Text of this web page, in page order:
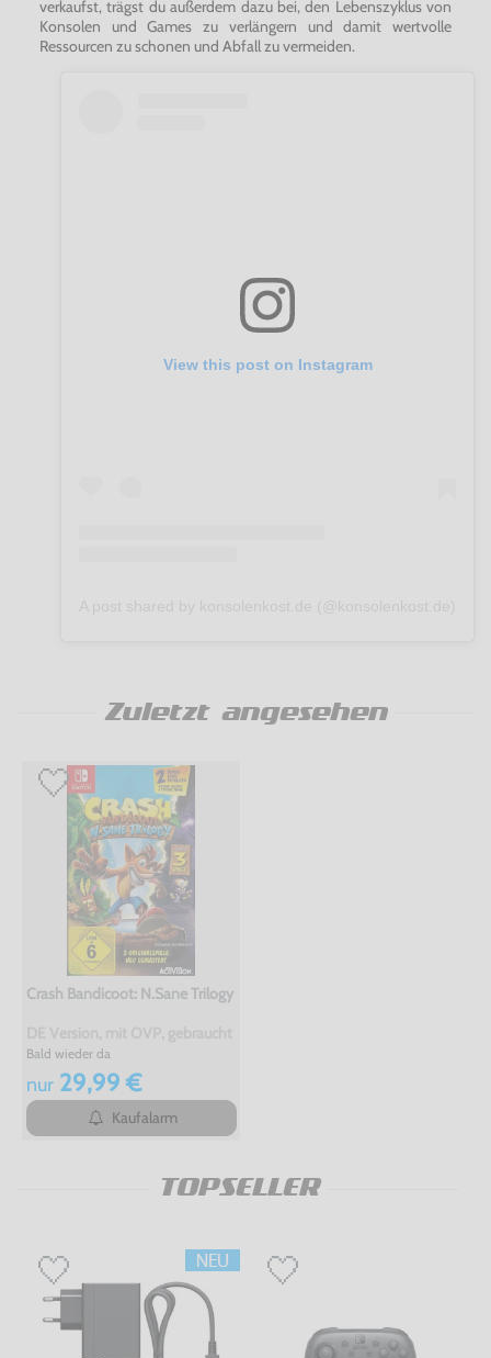
verkaufst, trägst du außerdem dazu bei, den Lebenszyklus von
Konsolen und Games zu verlängern und damit wertvolle
Ressourcen zu schonen und Abfall zu vermeiden.
View this post on Instagram
Zuletzt angesehen
Crash Bandicoot: N.Sane Trilogy
Bald wieder da
nur29,99 €
Kaufalarm
TOPSELLER